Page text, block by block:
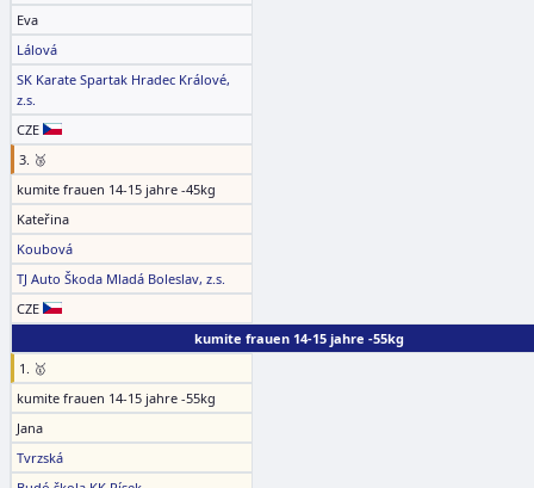
Eva
Lálová
SK Karate Spartak Hradec Králové,
z.s.
CZE
3. 🥉
kumite frauen 14-15 jahre -45kg
Kateřina
Koubová
TJ Auto Škoda Mladá Boleslav, z.s.
CZE
kumite frauen 14-15 jahre -55kg
1. 🥇
kumite frauen 14-15 jahre -55kg
Jana
Tvrzská